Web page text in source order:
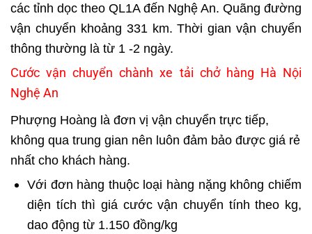
các tỉnh dọc theo QL1A đến Nghệ An. Quãng đường
vận chuyển khoảng 331 km. Thời gian vận chuyển
thông thường là từ 1 -2 ngày.
Cước vận chuyển chành xe tải chở hàng Hà Nội
Nghệ An
Phượng Hoàng là đơn vị vận chuyển trực tiếp,
không qua trung gian nên luôn đảm bảo được giá rẻ
nhất cho khách hàng.
Với đơn hàng thuộc loại hàng nặng không chiếm
diện tích thì giá cước vận chuyển tính theo kg,
dao động từ 1.150 đồng/kg